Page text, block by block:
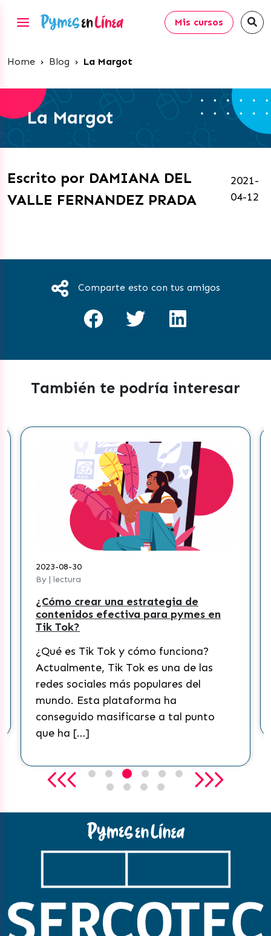
Mis cursos
Home › Blog › La Margot
La Margot
Escrito por DAMIANA DEL
VALLE FERNANDEZ PRADA
2021-
04-12
Comparte esto con tus amigos
También te podría interesar
2023-08-30
By | lectura
¿Cómo crear una estrategia de
contenidos efectiva para pymes en
Tik Tok?
¿Qué es Tik Tok y cómo funciona?
Actualmente, Tik Tok es una de las
redes sociales más populares del
mundo. Esta plataforma ha
conseguido masificarse a tal punto
que ha […]